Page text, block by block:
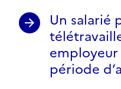
Un salarié
période